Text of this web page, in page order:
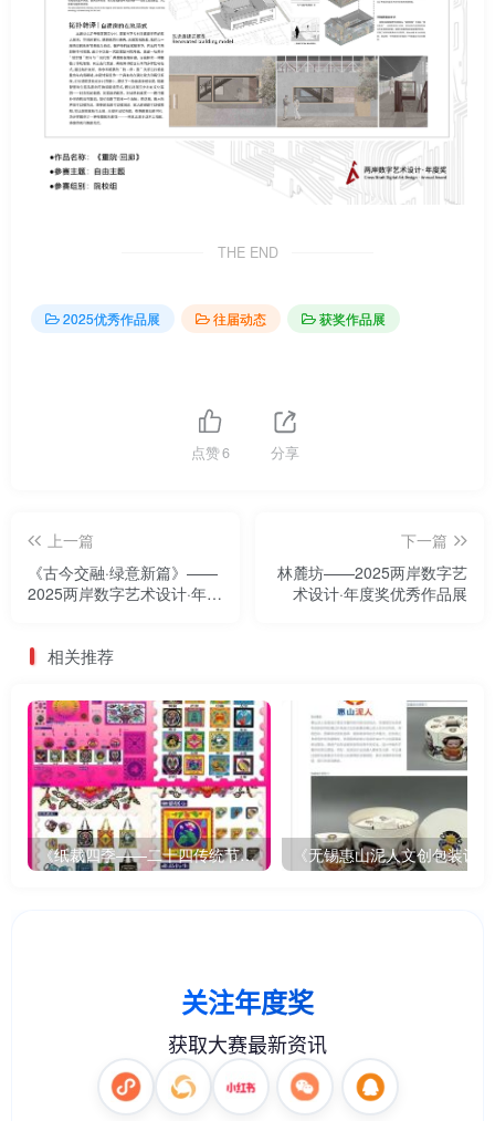
THE END
2025优秀作品展 往届动态 获奖作品展
点赞6 分享
上一篇
《古今交融·绿意新篇》——
2025两岸数字艺术设计·年度
下一篇
林麓坊——2025两岸数字艺
术设计·年度奖优秀作品展
相关推荐
《纸裁四季——二十四传统节气文创设计》 《无锡惠山泥人文创包装设